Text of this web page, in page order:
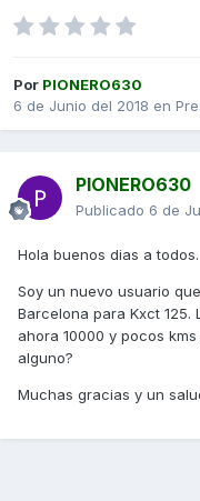
Por PIONERO630
6 de Junio del 2018 en
PIONERO630
Publicado 6 de
Hola buenos dias a todos.
Soy un nuevo usuario
Barcelona para Kxct 125.
ahora 10000 y pocos
alguno?
Muchas gracias y un